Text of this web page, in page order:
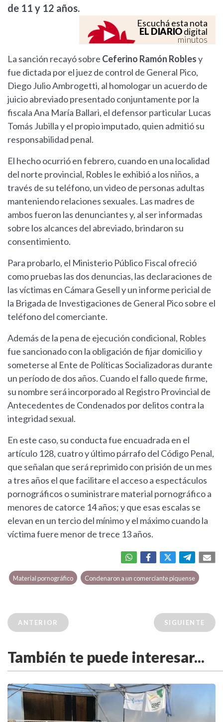
de 11 y 12 años.
Escuchá esta nota
EL DIARIOdigital
minutos
La sanción recayó sobre Ceferino Ramón Roblesy
fue dictada por el juez de control de General Pico,
Diego Julio Ambrogetti, al homologar un acuerdo de
juicio abreviado presentado conjuntamente por la
fiscala Ana María Ballari, el defensor particular Lucas
Tomás Jubilla y el propio imputado, quien admitió su
responsabilidad penal.
El hecho ocurrió en febrero, cuando en una localidad
del norte provincial, Robles le exhibió a los niños, a
través de su teléfono, un video de personas adultas
manteniendo relaciones sexuales. Las madres de
ambos fueron las denunciantes y, al ser informadas
sobre los alcances del abreviado, brindaron su
consentimiento.
Para probarlo, el Ministerio Público Fiscal ofreció
como pruebas las dos denuncias, las declaraciones de
las víctimas en Cámara Gesell y un informe pericial de
la Brigada de Investigaciones de General Pico sobre el
teléfono del comerciante.
Además de la pena de ejecución condicional, Robles
fue sancionado con la obligación de fijar domicilio y
someterse al Ente de Políticas Socializadoras durante
un período de dos años. Cuando el fallo quede firme,
su nombre será incorporado al Registro Provincial de
Antecedentes de Condenados por delitos contra la
integridad sexual.
En este caso, su conducta fue encuadrada en el
artículo 128, cuatro y último párrafo del Código Penal,
que señalan que será reprimido con prisión de un mes
a tres años el que facilitare el acceso a espectáculos
pornográficos o suministrare material pornográfico a
menores de catorce 14 años; y que esas escalas se
elevan en un tercio del mínimo y el máximo cuando la
víctima fuere menor de trece 13 años.
Material pornográfico Condenaron a un comerciante piquense
ANTERIOR SIGUIENTE
También te puede interesar...